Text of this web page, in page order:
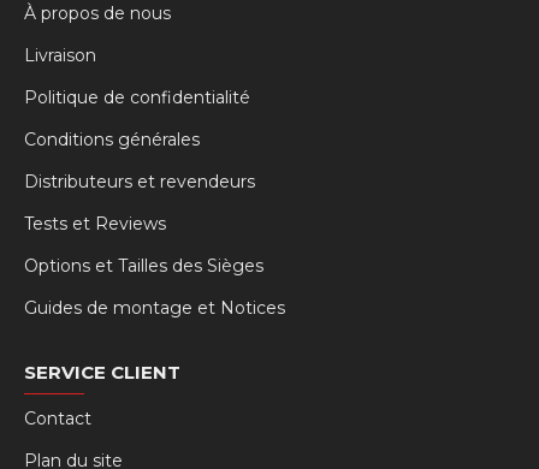
À propos de nous
Livraison
Politique de confidentialité
Conditions générales
Distributeurs et revendeurs
Tests et Reviews
Options et Tailles des Sièges
Guides de montage et Notices
SERVICE CLIENT
Contact
Plan du site